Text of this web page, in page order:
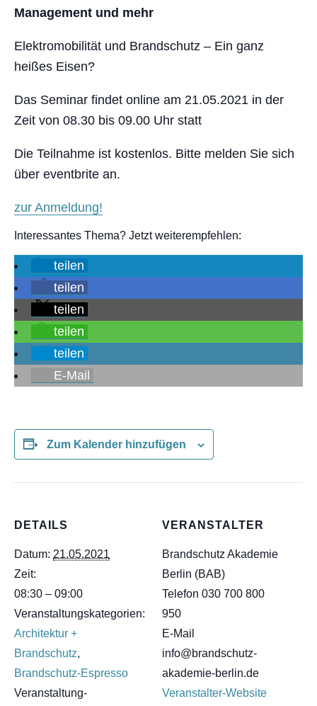
Management und mehr
Elektromobilität und Brandschutz – Ein ganz
heißes Eisen?
Das Seminar findet online am 21.05.2021 in der
Zeit von 08.30 bis 09.00 Uhr statt
Die Teilnahme ist kostenlos. Bitte melden Sie sich
über eventbrite an.
zur Anmeldung!
Interessantes Thema? Jetzt weiterempfehlen:
teilen
teilen
teilen
teilen
teilen
E-Mail
Zum Kalender hinzufügen
DETAILS
Datum: 21.05.2021
Zeit:
08:30 – 09:00
Veranstaltungskategorien:
Architektur +
Brandschutz,
Brandschutz-Espresso
Veranstaltung-
VERANSTALTER
Brandschutz Akademie
Berlin (BAB)
Telefon 030 700 800
950
E-Mail
info@brandschutz-
akademie-berlin.de
Veranstalter-Website